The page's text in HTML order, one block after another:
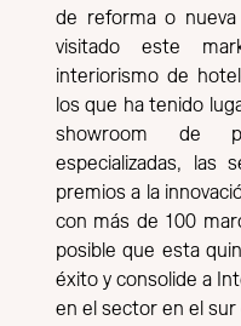
de reforma o
visitado este
interiorismo de
los que ha tenido
showroom de
especializadas, las
premios a la
con más de 100
posible que esta
éxito y consolide a
en el sector en el sur